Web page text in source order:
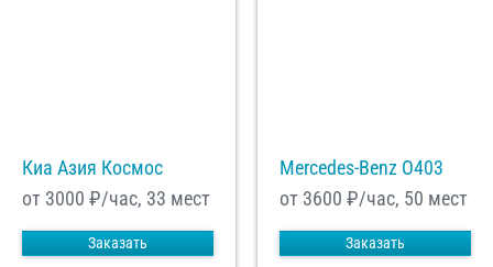
Киа Азия Космос
от 3000 ₽/час, 33 мест
Заказать
Mercedes-Benz О403
от 3600 ₽/час, 50 мест
Заказать